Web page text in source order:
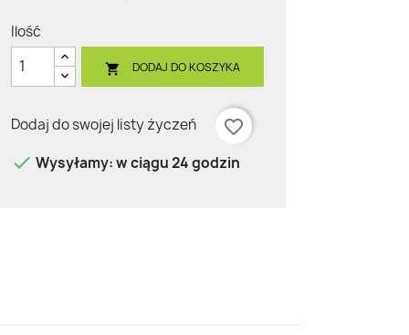
Ilość
 DODAJ DO KOSZYKA
Dodaj do swojej listy życzeń
favorite_border
 Wysyłamy: w ciągu 24 godzin